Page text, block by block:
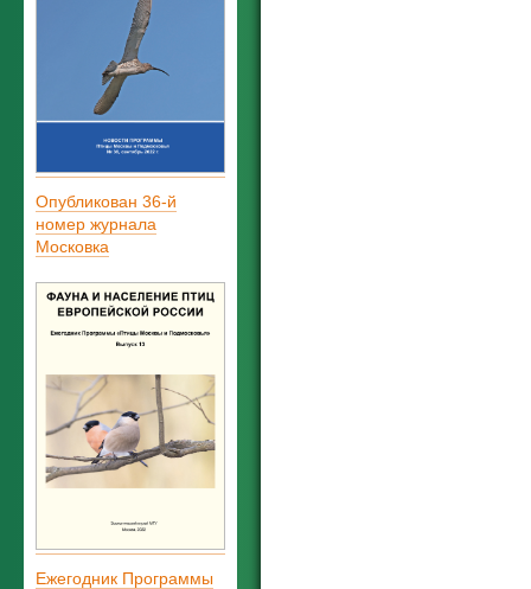
Опубликован 36-й
номер журнала
Московка
Ежегодник Программы